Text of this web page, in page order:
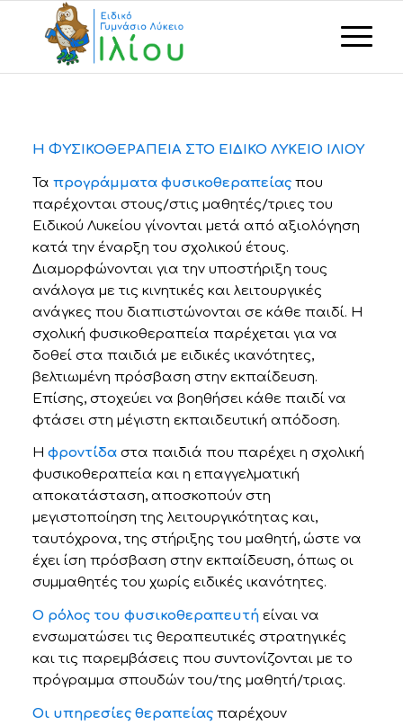
Η ΦΥΣΙΚΟΘΕΡΑΠΕΙΑ ΣΤΟ ΕΙΔΙΚΟ ΛΥΚΕΙΟ ΙΛΙΟΥ
Τα προγράμματα φυσικοθεραπείαςπου
παρέχονται στους/στις μαθητές/τριες του
Ειδικού Λυκείου γίνονται μετά από αξιολόγηση
κατά την έναρξη του σχολικού έτους.
Διαμορφώνονται για την υποστήριξη τους
ανάλογα με τις κινητικές και λειτουργικές
ανάγκες που διαπιστώνονται σε κάθε παιδί. Η
σχολική φυσικοθεραπεία παρέχεται για να
δοθεί στα παιδιά με ειδικές ικανότητες,
βελτιωμένη πρόσβαση στην εκπαίδευση.
Επίσης, στοχεύει να βοηθήσει κάθε παιδί να
φτάσει στη μέγιστη εκπαιδευτική απόδοση.
Η φροντίδαστα παιδιά που παρέχει η σχολική
φυσικοθεραπεία και η επαγγελματική
αποκατάσταση, αποσκοπούν στη
μεγιστοποίηση της λειτουργικότητας και,
ταυτόχρονα, της στήριξης του μαθητή, ώστε να
έχει ίση πρόσβαση στην εκπαίδευση, όπως οι
συμμαθητές του χωρίς ειδικές ικανότητες.
Ο ρόλος του φυσικοθεραπευτήείναι να
ενσωματώσει τις θεραπευτικές στρατηγικές
και τις παρεμβάσεις που συντονίζονται με το
πρόγραμμα σπουδών του/της μαθητή/τριας.
Οι υπηρεσίες θεραπείαςπαρέχουν